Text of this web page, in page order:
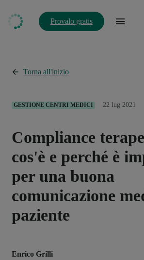
Provalo gratis
Torna all'inizio
GESTIONE CENTRI MEDICI 22 lug 2021
Compliance
cos'è e perché è
per una buona
comunicazione
paziente
Enrico Grilli